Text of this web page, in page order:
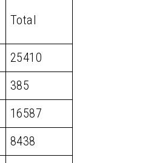
Total
25410
385
16587
8438